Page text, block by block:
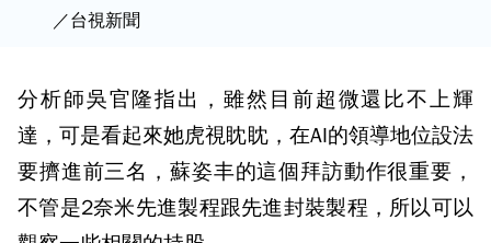
／台視新聞
分析師吳官隆指出，雖然目前超微還比不上輝
達，可是看起來她虎視眈眈，在AI的領導地位設法
要擠進前三名，蘇姿丰的這個拜訪動作很重要，
不管是2奈米先進製程跟先進封裝製程，所以可以